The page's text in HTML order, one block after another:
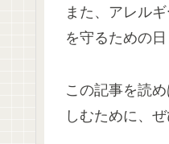
また、アレル
を守るための
この記事を読
しむために、